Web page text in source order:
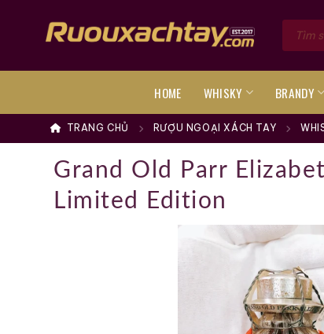
Tìm
kiếm
HOME WHISKY BRANDY
TRANG CHỦ RƯỢU NGOẠI XÁCH TAY
Grand Old Parr
Limited Edition